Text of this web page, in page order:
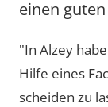
einen
"In Alzey
Hilfe eines
scheiden zu